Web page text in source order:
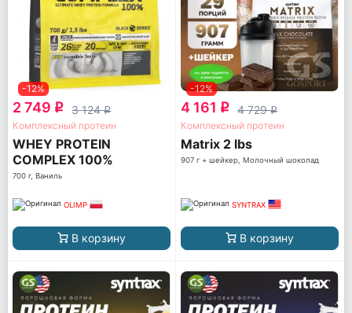
-12%
2 749 q 3 124q
Комплексный протеин
WHEY PROTEIN
COMPLEX 100%
700 г, Ваниль
OLIMP
В корзину
-12%
4 161 q 4 729q
Комплексный протеин
Matrix 2 lbs
907 г + шейкер, Молочный шоколад
SYNTRAX
В корзину